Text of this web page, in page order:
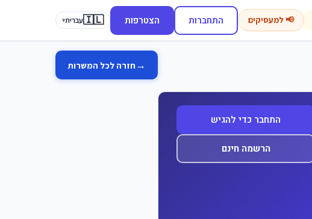
📢 למעסיקים התחברות הצטרפות 🇮🇱עברית▾
→חזרה לכל המשרות
התחבר כדי להגיש
הרשמה חינם